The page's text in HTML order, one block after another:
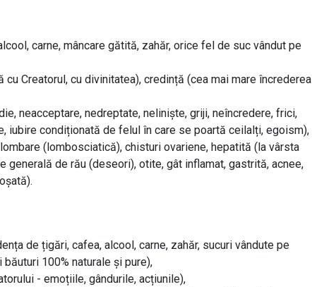
carne, mâncare gătită, zahăr, orice fel de suc vândut pe
Creatorul, cu divinitatea), credință (cea mai mare încrederea
neacceptare, nedreptate, neliniște, griji, neîncredere, frici,
iubire condiționată de felul în care se poartă ceilalți, egoism),
(lombosciatică), chisturi ovariene, hepatită (la vârsta
generală de rău (deseori), otite, gât inflamat, gastrită, acnee,
de țigări, cafea, alcool, carne, zahăr, sucuri vândute pe
100% naturale și pure),
- emoțiile, gândurile, acțiunile),